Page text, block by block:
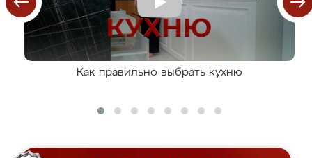
Как правильно выбрать кухню